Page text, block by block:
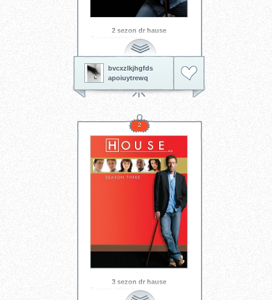
2 sezon dr hause
2 i wszystkie inne
bvcxzlkjhgfds
apoiuytrewq
2
3 sezon dr hause
3 i wszystkie inne